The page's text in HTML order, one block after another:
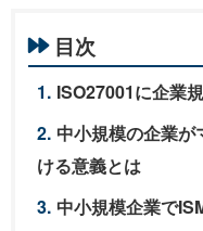
目次
ISO27001に企業
中小規模の企業
ける意義とは
中小規模企業で